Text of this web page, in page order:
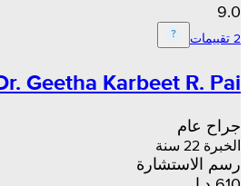
9.0
Dr. Geetha Karbeet R. Pai
جراح عام
الخبرة 22 سنة
رسم الاستشارة